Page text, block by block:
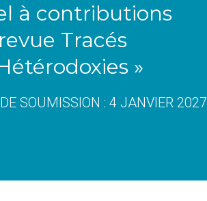
à contributions
revue Tracés
»
SOUMISSION : 4 JANVIER 2027